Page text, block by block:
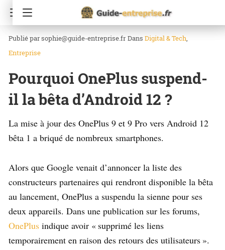
Accueil
sophie@guide-entreprise.fr Dans Digital & Tech
Entreprise
Pourquoi OnePlus suspend-
il la bêta d’Android 12 ?
La mise à jour des OnePlus 9 et 9 Pro vers Android 12
bêta 1 a briqué de nombreux smartphones.
Alors que Google venait d’annoncer la liste des
constructeurs partenaires qui rendront disponible la bêta
au lancement, OnePlus a suspendu la sienne pour ses
deux appareils. Dans une publication sur les forums,
OnePlus indique avoir « supprimé les liens
temporairement en raison des retours des utilisateurs ».